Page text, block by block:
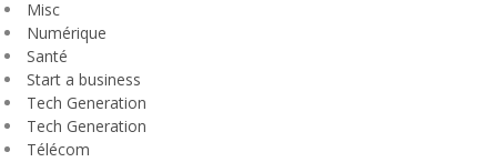
Misc
Numérique
Santé
Start a business
Tech Generation
Tech Generation
Télécom